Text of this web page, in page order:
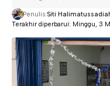
Terakhir diperbarui: Minggu, 3
Penulis:Siti